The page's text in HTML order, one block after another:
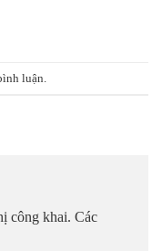
luận
công khai. Các